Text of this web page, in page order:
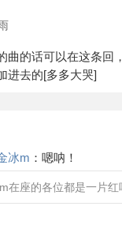
曲的话可以在这条回
进去的[多多大哭]
冰m ： 嗯呐！
在座的各位都是一片红